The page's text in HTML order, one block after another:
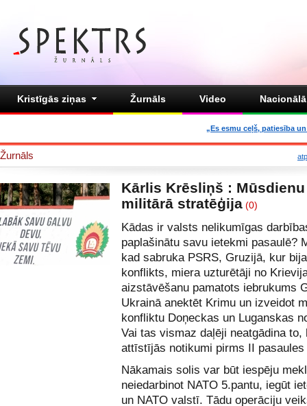
Kristīgās ziņas Žurnāls Video
„Es esmu ceļš, patiesība
Žurnāls
Kārlis Krēsliņš :
militārā stratēģija (0)
Kādas ir valsts nelikumīgas
paplašinātu savu ietekmi pasaulē?
kad sabruka PSRS, Gruzijā, kur
konflikts, miera uzturētāji no
aizstāvēšanu pamatots iebrukums
Ukrainā anektēt Krimu un izveidot
konfliktu Doņeckas un Luganskas
Vai tas vismaz daļēji neatgādina to,
attīstījās notikumi pirms II pasaules
Nākamais solis var būt iespēju
neiedarbinot NATO 5.pantu, iegūt
un NATO valstī. Tādu operāciju